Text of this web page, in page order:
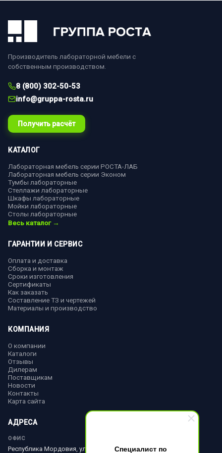
Специалист по
Производитель лабораторной мебели с
собственным производством.
8 (800) 302-50-53
info@gruppa-rosta.ru
Получить расчёт
КАТАЛОГ
Лабораторная мебель серии РОСТА-ЛАБ
Лабораторная мебель серии Эконом
Тумбы лабораторные
Стеллажи лабораторные
Шкафы лабораторные
Мойки лабораторные
Столы лабораторные
Весь каталог →
ГАРАНТИИ И СЕРВИС
Оплата и доставка
Сборка и монтаж
Сроки изготовления
Сертификаты
Как заказать
Составление ТЗ и чертежей
Материалы и производство
КОМПАНИЯ
О компании
Каталоги
Отзывы
Дилерам
Поставщикам
Новости
Контакты
Карта сайта
АДРЕСА
ОФИС
Республика Мордовия, ул. Ленина, д. 51